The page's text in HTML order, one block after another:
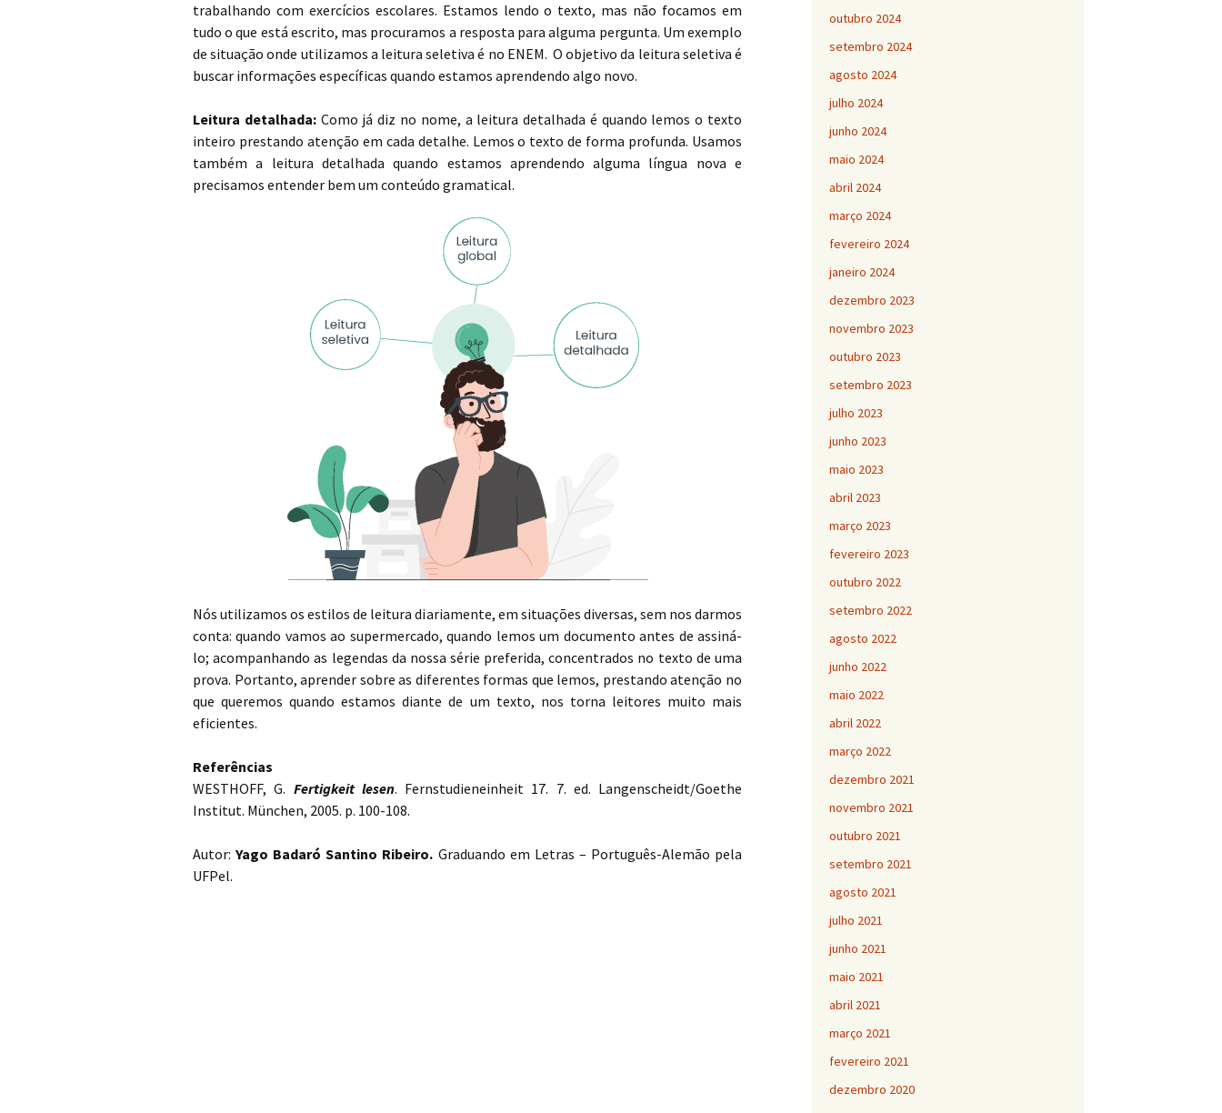
trabalhando com exercícios escolares. Estamos lendo o texto, mas não focamos em
tudo o que está escrito, mas procuramos a resposta para alguma pergunta. Um exemplo
de situação onde utilizamos a leitura seletiva é no ENEM. O objetivo da leitura seletiva é
buscar informações específicas quando estamos aprendendo algo novo.
Leitura detalhada: Como já diz no nome, a leitura detalhada é quando lemos o texto
inteiro prestando atenção em cada detalhe. Lemos o texto de forma profunda. Usamos
também a leitura detalhada quando estamos aprendendo alguma língua nova e
precisamos entender bem um conteúdo gramatical.
Nós utilizamos os estilos de leitura diariamente, em situações diversas, sem nos darmos
conta: quando vamos ao supermercado, quando lemos um documento antes de assiná-
lo; acompanhando as legendas da nossa série preferida, concentrados no texto de uma
prova. Portanto, aprender sobre as diferentes formas que lemos, prestando atenção no
que queremos quando estamos diante de um texto, nos torna leitores muito mais
eficientes.
Referências
WESTHOFF, G. Fertigkeit lesen. Fernstudieneinheit 17. 7. ed. Langenscheidt/Goethe
Institut. München, 2005. p. 100-108.
Autor:Yago Badaró Santino Ribeiro. Graduando em Letras – Português-Alemão pela
UFPel.
outubro 2024
setembro 2024
agosto 2024
julho 2024
junho 2024
maio 2024
abril 2024
março 2024
fevereiro 2024
janeiro 2024
dezembro 2023
novembro 2023
outubro 2023
setembro 2023
julho 2023
junho 2023
maio 2023
abril 2023
março 2023
fevereiro 2023
outubro 2022
setembro 2022
agosto 2022
junho 2022
maio 2022
abril 2022
março 2022
dezembro 2021
novembro 2021
outubro 2021
setembro 2021
agosto 2021
julho 2021
junho 2021
maio 2021
abril 2021
março 2021
fevereiro 2021
dezembro 2020